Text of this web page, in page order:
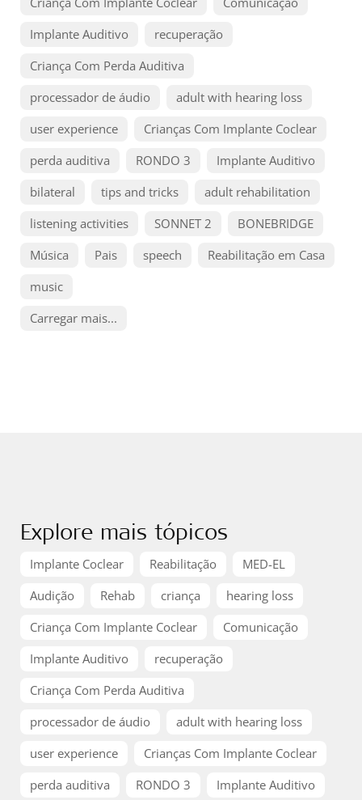
Implante Auditivo
recuperação
Criança Com Perda Auditiva
processador de áudio
adult with hearing loss
user experience
Crianças Com Implante Coclear
perda auditiva
RONDO 3
Implante Auditivo
bilateral
tips and tricks
adult rehabilitation
listening activities
SONNET 2
BONEBRIDGE
Música
Pais speech
Reabilitação em Casa
music
Carregar mais...
Explore mais tópicos
Implante Coclear Reabilitação
MED-EL
Audição
Rehab criança
hearing loss
Criança Com Implante Coclear
Comunicação
Implante Auditivo
recuperação
Criança Com Perda Auditiva
processador de áudio
adult with hearing loss
user experience
Crianças Com Implante Coclear
perda auditiva
RONDO 3
Implante Auditivo